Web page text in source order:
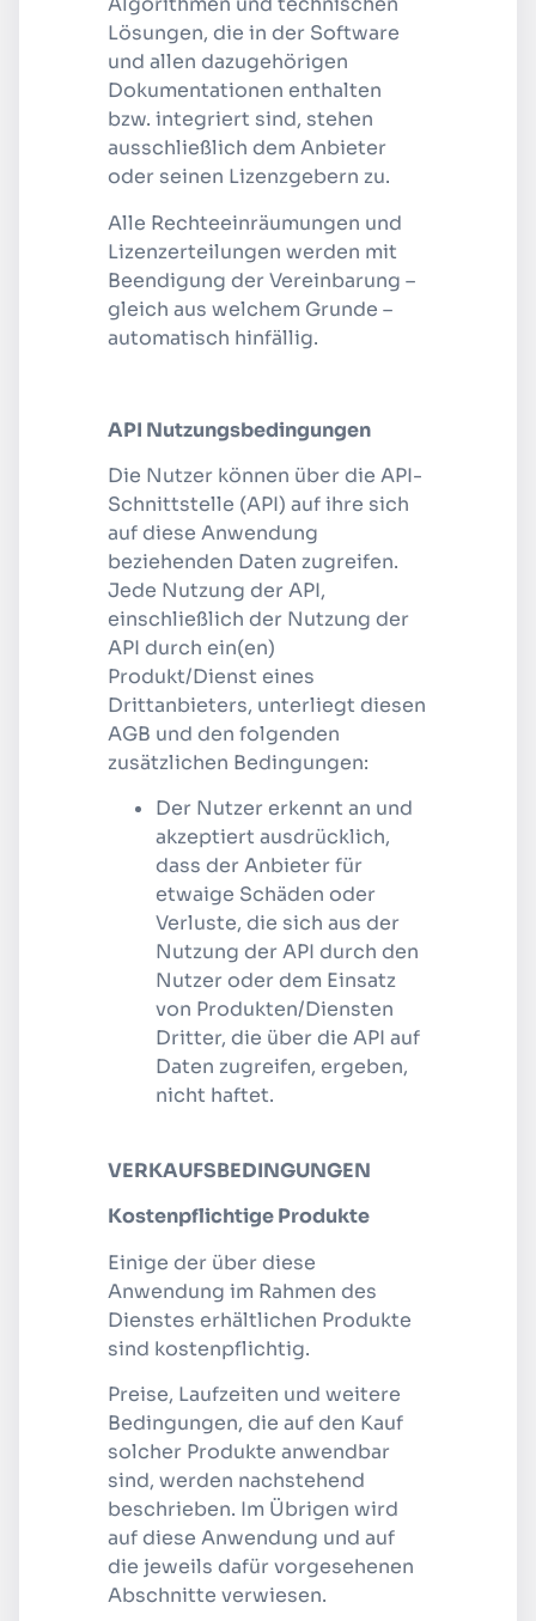
Lösungen, die in der Software
und allen dazugehörigen
Dokumentationen enthalten
bzw. integriert sind, stehen
ausschließlich dem Anbieter
oder seinen Lizenzgebern zu.
Alle Rechteeinräumungen und
Lizenzerteilungen werden mit
Beendigung der Vereinbarung –
gleich aus welchem Grunde –
automatisch hinfällig.
API Nutzungsbedingungen
Die Nutzer können über die API-
Schnittstelle (API) auf ihre sich
auf diese Anwendung
beziehenden Daten zugreifen.
Jede Nutzung der API,
einschließlich der Nutzung der
API durch ein(en)
Produkt/Dienst eines
Drittanbieters, unterliegt diesen
AGB und den folgenden
zusätzlichen Bedingungen:
Der Nutzer erkennt an und
akzeptiert ausdrücklich,
dass der Anbieter für
etwaige Schäden oder
Verluste, die sich aus der
Nutzung der API durch den
Nutzer oder dem Einsatz
von Produkten/Diensten
Dritter, die über die API auf
Daten zugreifen, ergeben,
nicht haftet.
VERKAUFSBEDINGUNGEN
Kostenpflichtige Produkte
Einige der über diese
Anwendung im Rahmen des
Dienstes erhältlichen Produkte
sind kostenpflichtig.
Preise, Laufzeiten und weitere
Bedingungen, die auf den Kauf
solcher Produkte anwendbar
sind, werden nachstehend
beschrieben. Im Übrigen wird
auf diese Anwendung und auf
die jeweils dafür vorgesehenen
Abschnitte verwiesen.